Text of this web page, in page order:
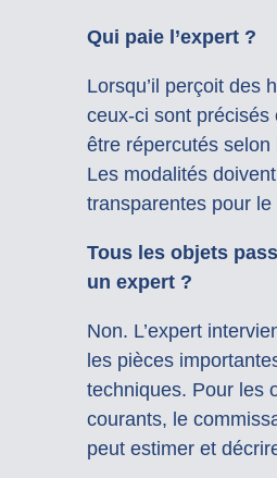
Qui paie l’expert ?
Lorsqu’il perçoit des
ceux-ci sont précisés
être répercutés selon
Les modalités
transparentes pour le
Tous les objets
un expert ?
Non. L’expert
les pièces
techniques. Pour les
courants, le
peut estimer et